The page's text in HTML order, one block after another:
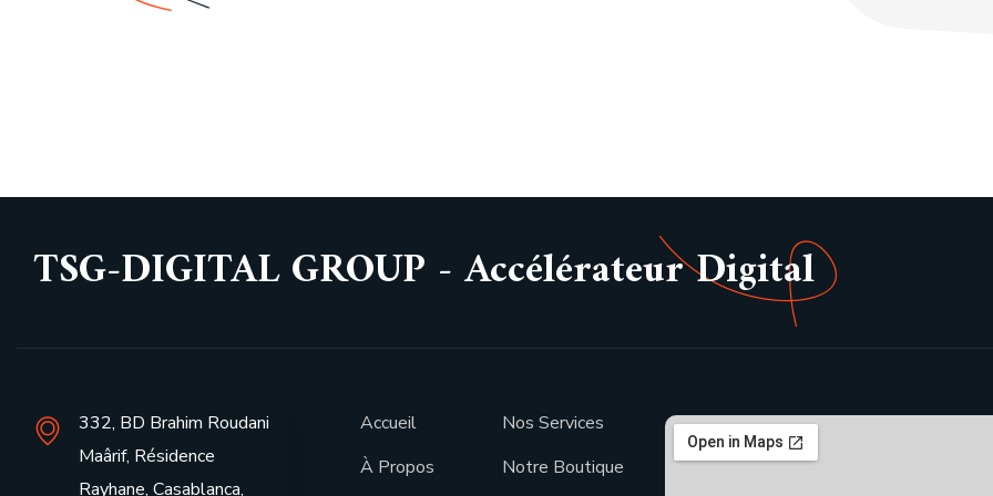
TSG-DIGITAL GROUP - Accélérateur Digital
332, BD Brahim Roudani
Maârif, Résidence
Rayhane, Casablanca,
Accueil
À Propos
Nos Services
Notre Boutique